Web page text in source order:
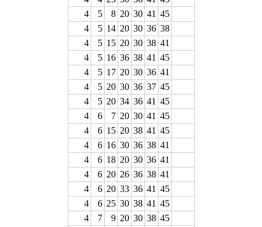
4
5 8 20 30 41 45
4
5 14 20 30 36 38
4
5 15 20 30 38 41
4
5 16 36 38 41 45
4
5 17 20 30 36 41
4
5 20 30 36 37 45
4
5 20 34 36 41 45
4
6 7 20 30 41 45
4
6 15 20 38 41 45
4
6 16 30 36 38 41
4
6 18 20 30 36 41
4
6 20 26 36 38 41
4
6 20 33 36 41 45
4
6 25 30 38 41 45
4
7 9 20 30 38 45